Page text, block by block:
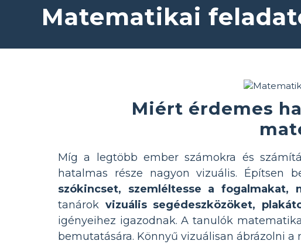
Matematikai
Miért érdemes
Míg a legtöbb ember számokra és
hatalmas része nagyon vizuális. Építsen
szókincset, szemléltesse a fogalmakat,
tanárok vizuális segédeszközöket,
igényeihez igazodnak. A tanulók
bemutatására. Könnyű vizuálisan ábrázolni